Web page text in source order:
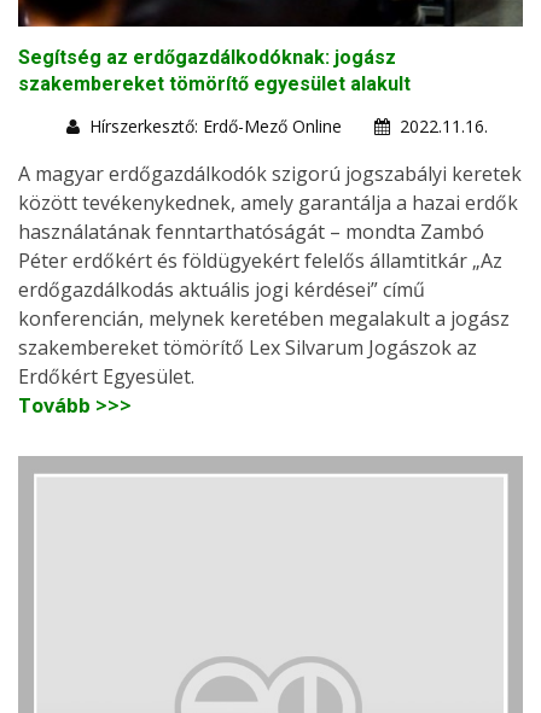
Segítség az erdőgazdálkodóknak: jogász
szakembereket tömörítő egyesület alakult
Hírszerkesztő: Erdő-Mező Online
2022.11.16.
A magyar erdőgazdálkodók szigorú jogszabályi keretek
között tevékenykednek, amely garantálja a hazai erdők
használatának fenntarthatóságát – mondta Zambó
Péter erdőkért és földügyekért felelős államtitkár „Az
erdőgazdálkodás aktuális jogi kérdései” című
konferencián, melynek keretében megalakult a jogász
szakembereket tömörítő Lex Silvarum Jogászok az
Erdőkért Egyesület.
Tovább >>>